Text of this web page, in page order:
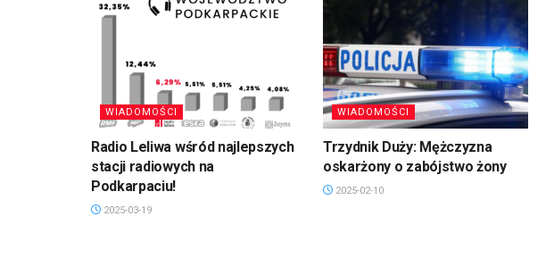
WIADOMOŚCI
Radio Leliwa wśród najlepszych
stacji radiowych na
Podkarpaciu!
2025-03-19
WIADOMOŚCI
Trzydnik Duży: Mężczyzna
oskarżony o zabójstwo żony
2025-02-10